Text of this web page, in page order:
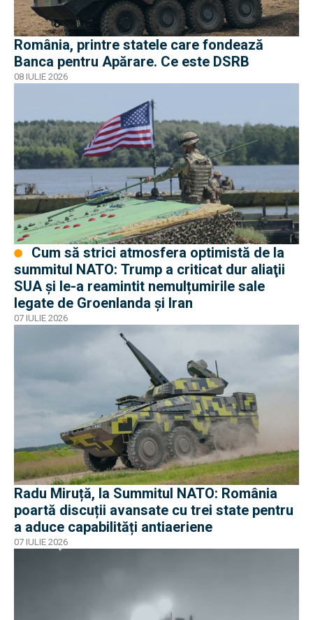
România, printre statele care fondează
Banca pentru Apărare. Ce este DSRB
08 IULIE 2026
summitul NATO: Trump a criticat dur aliaţii
SUA şi le-a reamintit nemulțumirile sale
legate de Groenlanda şi Iran
07 IULIE 2026
Radu Miruță, la Summitul NATO: România
poartă discuții avansate cu trei state pentru
a aduce capabilități antiaeriene
07 IULIE 2026